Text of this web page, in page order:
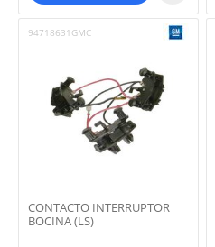
94718631GMC
CONTACTO INTERRUPTOR
BOCINA (LS)